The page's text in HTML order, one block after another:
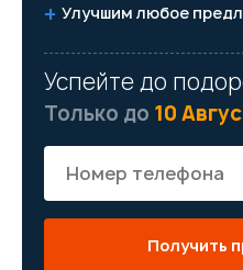
Улучшим любое
Успейте до
Только до 10
Получить